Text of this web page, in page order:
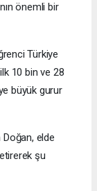
önemli bir
Türkiye
10 bin ve 28
büyük gurur
elde
şu